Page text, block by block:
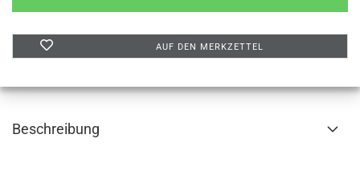
AUF DEN MERKZETTEL
Beschreibung